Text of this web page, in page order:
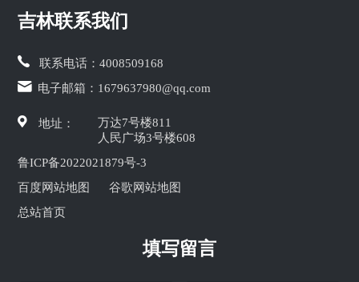
吉林联系我们
联系电话：4008509168
电子邮箱： 1679637980@qq.com
地址：
万达7号楼811
人民广场3号楼608
鲁ICP备2022021879号-3
百度网站地图
谷歌网站地图
总站首页
填写留言